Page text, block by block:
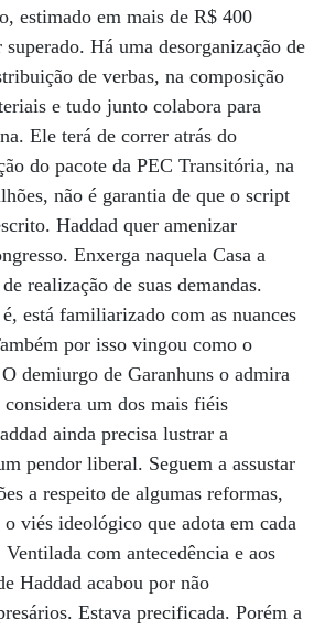
estimado em mais de R$ 400
Há uma desorganização de
de verbas, na composição
e tudo junto colabora para
Ele terá de correr atrás do
do pacote da PEC Transitória, na
não é garantia de que o script
Haddad quer amenizar
Enxerga naquela Casa a
realização de suas demandas.
está familiarizado com as nuances
por isso vingou como o
demiurgo de Garanhuns o admira
um dos mais fiéis
ainda precisa lustrar a
pendor liberal. Seguem a assustar
a respeito de algumas reformas,
viés ideológico que adota em cada
com antecedência e aos
Haddad acabou por não
Estava precificada. Porém a